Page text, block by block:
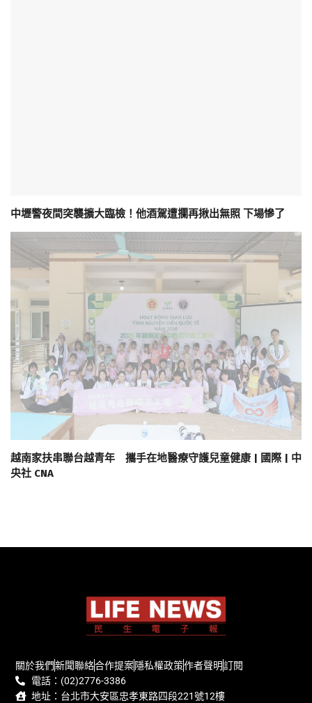
中壢警夜間突襲擴大臨檢！他酒駕遭攔再揪出無照 下場慘了
越南家扶串聯台越青年 攜手在地醫療守護兒童健康 | 國際 | 中
央社 CNA
關於我們新聞聯絡合作提案隱私權政策作者聲明訂閱
電話：(02)2776-3386
地址：台北市大安區忠孝東路四段221號12樓